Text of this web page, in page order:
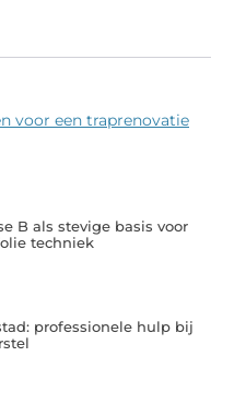
voor een traprenovatie
B als stevige basis voor
techniek
professionele hulp bij